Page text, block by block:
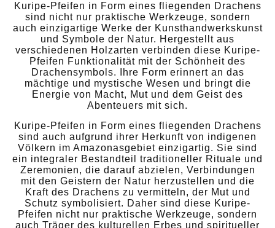
Kuripe-Pfeifen in Form eines fliegenden Drachens
sind nicht nur praktische Werkzeuge, sondern
auch einzigartige Werke der Kunsthandwerkskunst
und Symbole der Natur. Hergestellt aus
verschiedenen Holzarten verbinden diese Kuripe-
Pfeifen Funktionalität mit der Schönheit des
Drachensymbols. Ihre Form erinnert an das
mächtige und mystische Wesen und bringt die
Energie von Macht, Mut und dem Geist des
Abenteuers mit sich.
Kuripe-Pfeifen in Form eines fliegenden Drachens
sind auch aufgrund ihrer Herkunft von indigenen
Völkern im Amazonasgebiet einzigartig. Sie sind
ein integraler Bestandteil traditioneller Rituale und
Zeremonien, die darauf abzielen, Verbindungen
mit den Geistern der Natur herzustellen und die
Kraft des Drachens zu vermitteln, der Mut und
Schutz symbolisiert. Daher sind diese Kuripe-
Pfeifen nicht nur praktische Werkzeuge, sondern
auch Träger des kulturellen Erbes und spiritueller